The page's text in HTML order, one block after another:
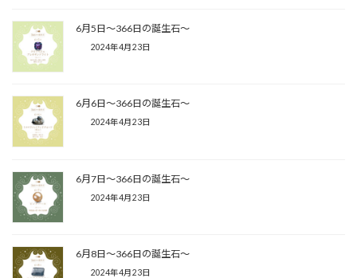
6月5日〜366日の誕生石〜
2024年4月23日
6月6日〜366日の誕生石〜
2024年4月23日
6月7日〜366日の誕生石〜
2024年4月23日
6月8日〜366日の誕生石〜
2024年4月23日